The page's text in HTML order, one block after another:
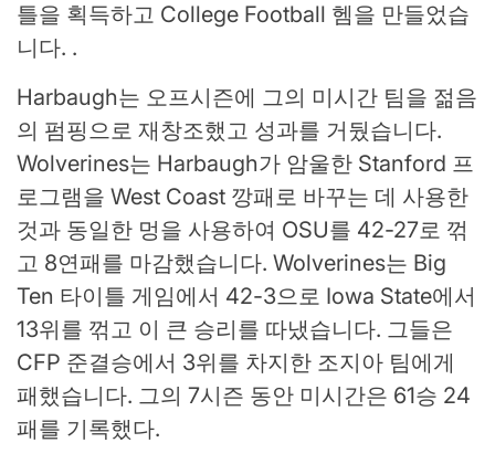
틀을 획득하고 College Football 헴을 만들었습
니다. .
Harbaugh는 오프시즌에 그의 미시간 팀을 젊음
의 펌핑으로 재창조했고 성과를 거뒀습니다.
Wolverines는 Harbaugh가 암울한 Stanford 프
로그램을 West Coast 깡패로 바꾸는 데 사용한
것과 동일한 멍을 사용하여 OSU를 42-27로 꺾
고 8연패를 마감했습니다. Wolverines는 Big
Ten 타이틀 게임에서 42-3으로 Iowa State에서
13위를 꺾고 이 큰 승리를 따냈습니다. 그들은
CFP 준결승에서 3위를 차지한 조지아 팀에게
패했습니다. 그의 7시즌 동안 미시간은 61승 24
패를 기록했다.